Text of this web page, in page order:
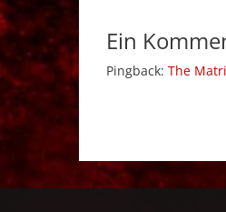
Ein
Pingback: The